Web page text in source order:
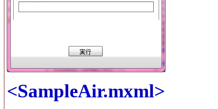
<SampleAir.mxml>